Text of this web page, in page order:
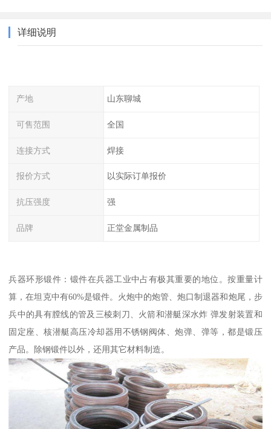
详细说明
产地 山东聊城
可售范围 全国
连接方式 焊接
报价方式 以实际订单报价
抗压强度 强
品牌 正堂金属制品
兵器环形锻件：锻件在兵器工业中占有极其重要的地位。按重量计
算，在坦克中有60%是锻件。火炮中的炮管、炮口制退器和炮尾，步
兵中的具有膛线的管及三棱刺刀、火箭和潜艇深水炸 弹发射装置和
固定座、核潜艇高压冷却器用不锈钢阀体、炮弹、弹等，都是锻压
产品。除钢锻件以外，还用其它材料制造。